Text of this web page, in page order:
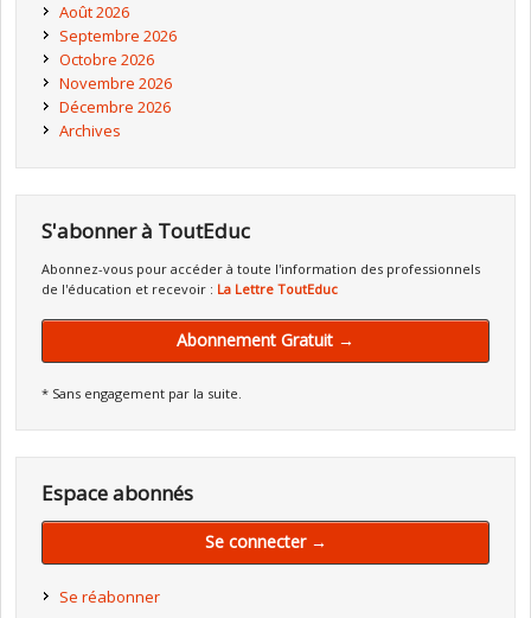
Août 2026
Septembre 2026
Octobre 2026
Novembre 2026
Décembre 2026
Archives
S'abonner à ToutEduc
Abonnez-vous pour accéder à toute l'information des professionnels
de l'éducation et recevoir : La Lettre ToutEduc
Abonnement Gratuit →
* Sans engagement par la suite.
Espace abonnés
Se connecter →
Se réabonner